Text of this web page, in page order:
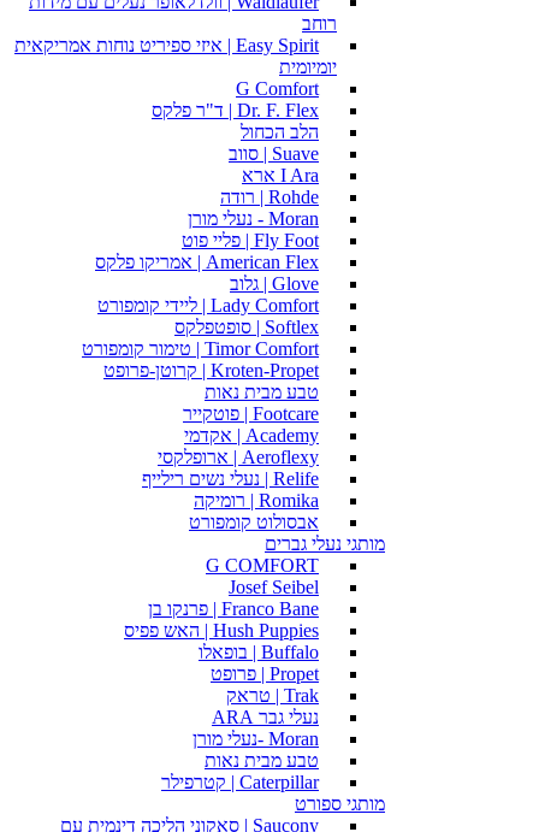
רוחב
Easy Spirit | איזי ספיריט נוחות אמריקאית
יומיומית
G Comfort
Dr. F. Flex | ד"ר פלקס
הלב הכחול
Suave | סווב
I Ara ארא
Rohde | רודה
Moran - נעלי מורן
Fly Foot | פליי פוט
American Flex | אמריקו פלקס
Glove | גלוב
Lady Comfort | ליידי קומפורט
Softlex | סופטפלקס
Timor Comfort | טימור קומפורט
Kroten-Propet | קרוטן-פרופט
טבע מבית נאות
Footcare | פוטקייר
Academy | אקדמי
Aeroflexy | ארופלקסי
Relife | נעלי נשים רילייף
Romika | רומיקה
אבסולוט קומפורט
מותגי נעלי גברים
G COMFORT
Josef Seibel
Franco Bane | פרנקו בן
Hush Puppies | האש פפיס
Buffalo | בופאלו
Propet | פרופט
Trak | טראק
נעלי גבר ARA
Moran -נעלי מורן
טבע מבית נאות
Caterpillar | קטרפילר
מותגי ספורט
Saucony | סאקוני הליכה דינמית עם